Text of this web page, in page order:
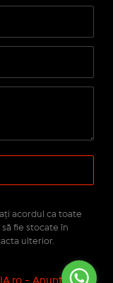
acordul ca toate
fie stocate în
ulterior.
- Anunțuri